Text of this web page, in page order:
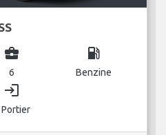
business_center
6
local_gas_station
Benzine
login
Portier